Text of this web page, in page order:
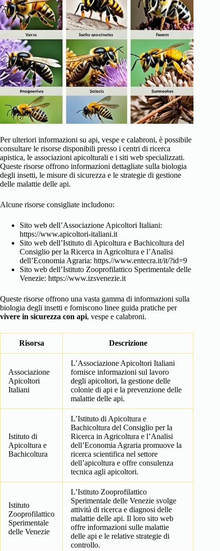
Per ulteriori informazioni su api, vespe e calabroni, è possibile
consultare le risorse disponibili presso i centri di ricerca
apistica, le associazioni apicolturali e i siti web specializzati.
Queste risorse offrono informazioni dettagliate sulla biologia
degli insetti, le misure di sicurezza e le strategie di gestione
delle malattie delle api.
Alcune risorse consigliate includono:
Sito web dell’Associazione Apicoltori Italiani:
https://www.apicoltori-italiani.it
Sito web dell’Istituto di Apicoltura e Bachicoltura del
Consiglio per la Ricerca in Agricoltura e l’Analisi
dell’Economia Agraria: https.//www.entecra.it/it/?id=9
Sito web dell’Istituto Zooprofilattico Sperimentale delle
Venezie: https://www.izsvenezie.it
Queste risorse offrono una vasta gamma di informazioni sulla
biologia degli insetti e forniscono linee guida pratiche per
vivere in sicurezza con api, vespe e calabroni.
Risorsa Descrizione
Associazione
Apicoltori
Italiani
L’Associazione Apicoltori Italiani
fornisce informazioni sul lavoro
degli apicoltori, la gestione delle
colonie di api e la prevenzione delle
malattie delle api.
Istituto di
Apicoltura e
Bachicoltura
L’Istituto di Apicoltura e
Bachicoltura del Consiglio per la
Ricerca in Agricoltura e l’Analisi
dell’Economia Agraria promuove la
ricerca scientifica nel settore
dell’apicoltura e offre consulenza
tecnica agli apicoltori.
Istituto
Zooprofilattico
Sperimentale
delle Venezie
L’Istituto Zooprofilattico
Sperimentale delle Venezie svolge
attività di ricerca e diagnosi delle
malattie delle api. Il loro sito web
offre informazioni sulle malattie
delle api e le relative strategie di
controllo.